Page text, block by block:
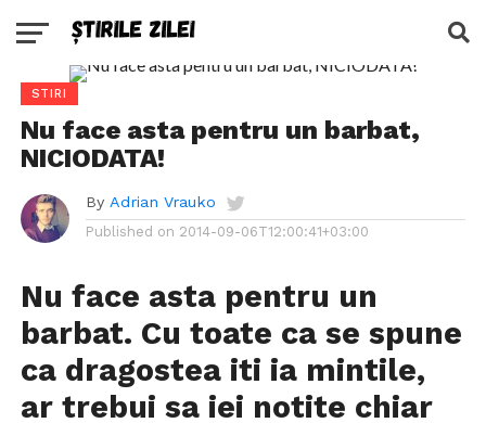
STIRI
Nu face asta pentru un barbat,
NICIODATA!
By Adrian Vrauko
Published on 2014-09-06T12:00:41+03:00
Nu face asta pentru un
barbat. Cu toate ca se spune
ca dragostea iti ia mintile,
ar trebui sa iei notite chiar